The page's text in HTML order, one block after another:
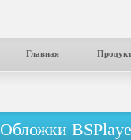
Главная
Обложки